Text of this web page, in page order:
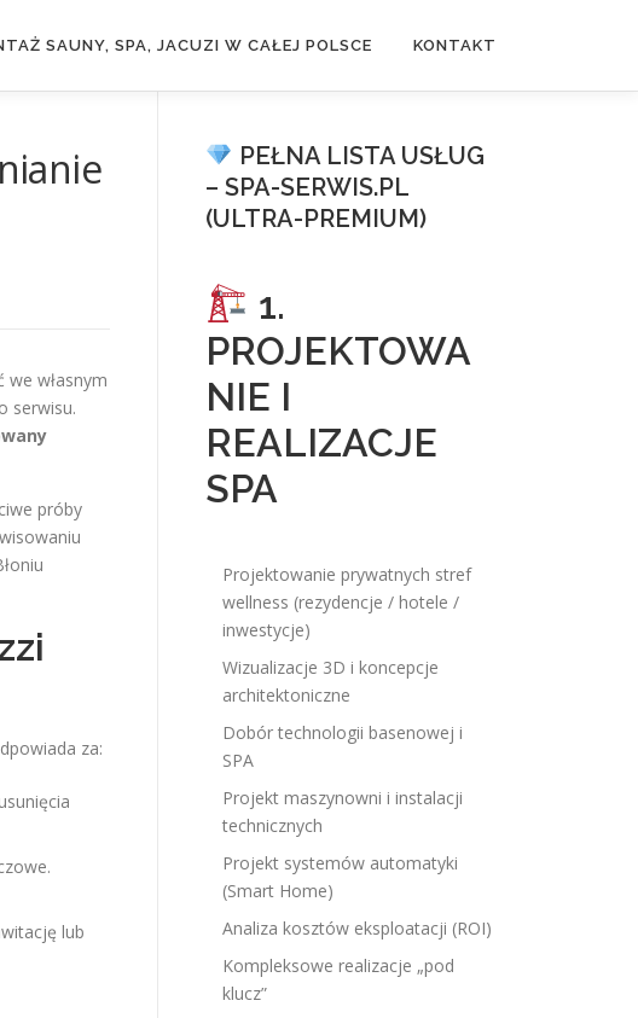
SAUNY, SPA, JACUZI W CAŁEJ POLSCE KONTAKT
własnym
serwisu.
próby
za:
lub
PEŁNA LISTA USŁUG
– SPA-SERWIS.PL
(ULTRA-PREMIUM)
1.
PROJEKTOWA
NIE I
REALIZACJE
SPA
Projektowanie prywatnych stref
wellness (rezydencje / hotele /
inwestycje)
Wizualizacje 3D i koncepcje
architektoniczne
Dobór technologii basenowej i
SPA
Projekt maszynowni i instalacji
technicznych
Projekt systemów automatyki
(Smart Home)
Analiza kosztów eksploatacji (ROI)
Kompleksowe realizacje „pod
klucz”